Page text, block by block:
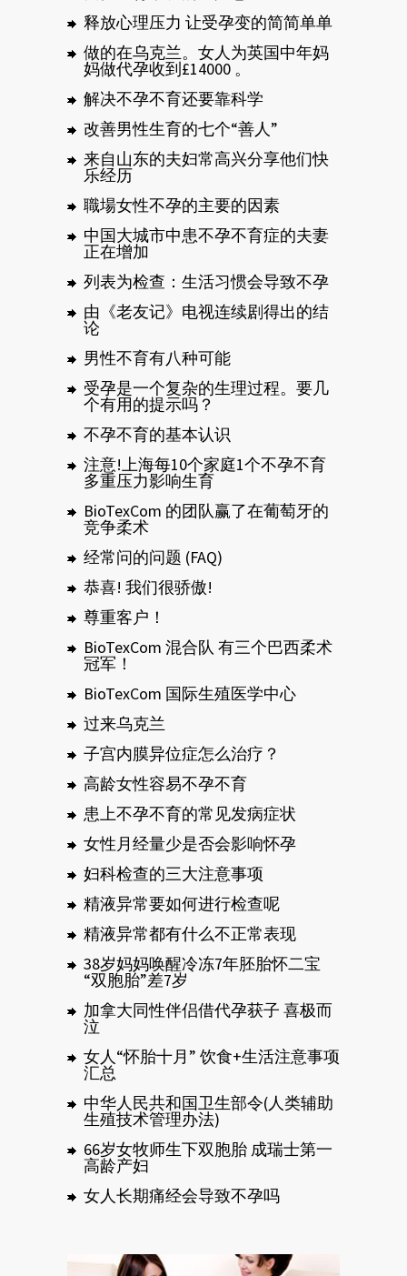
释放心理压力 让受孕变的简简单单
做的在乌克兰。女人为英国中年妈
妈做代孕收到£14000 。
解决不孕不育还要靠科学
改善男性生育的七个“善人”
来自山东的夫妇常高兴分享他们快
乐经历
職場女性不孕的主要的因素
中国大城市中患不孕不育症的夫妻
正在增加
列表为检查：生活习惯会导致不孕
由《老友记》电视连续剧得出的结
论
男性不育有八种可能
受孕是一个复杂的生理过程。要几
个有用的提示吗？
不孕不育的基本认识
注意!上海每10个家庭1个不孕不育
多重压力影响生育
BioTexCom 的团队赢了在葡萄牙的
竞争柔术
经常问的问题 (FAQ)
恭喜! 我们很骄傲!
尊重客户！
BioTexCom 混合队 有三个巴西柔术
冠军！
BioTexCom 国际生殖医学中心
过来乌克兰
子宫内膜异位症怎么治疗？
高龄女性容易不孕不育
患上不孕不育的常见发病症状
女性月经量少是否会影响怀孕
妇科检查的三大注意事项
精液异常要如何进行检查呢
精液异常都有什么不正常表现
38岁妈妈唤醒冷冻7年胚胎怀二宝
“双胞胎”差7岁
加拿大同性伴侣借代孕获子 喜极而
泣
女人“怀胎十月” 饮食+生活注意事项
汇总
中华人民共和国卫生部令(人类辅助
生殖技术管理办法)
66岁女牧师生下双胞胎 成瑞士第一
高龄产妇
女人长期痛经会导致不孕吗